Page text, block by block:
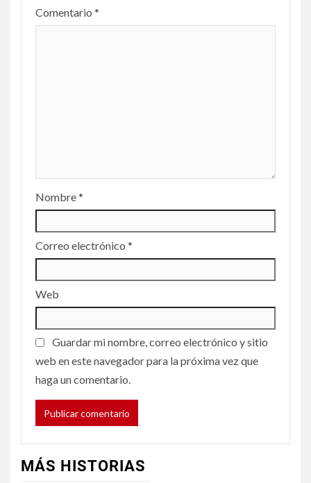
Comentario *
Nombre*
Correo electrónico *
Web
Guardar mi nombre, correo electrónico y sitio
web en este navegador para la próxima vez que
haga un comentario.
MÁS HISTORIAS